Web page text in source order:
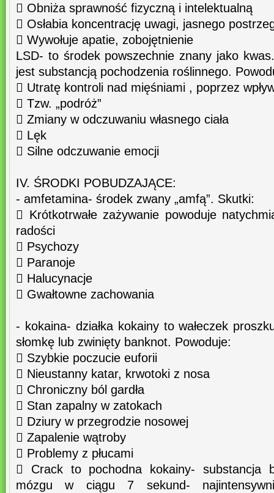
 Obniża sprawność fizyczną i intelektualną
 Osłabia koncentrację uwagi, jasnego
 Wywołuje apatie, zobojętnienie
LSD- to środek powszechnie znany jako
jest substancją pochodzenia roślinnego.
 Utratę kontroli nad mięśniami , poprzez
 Tzw. „podróż”
 Zmiany w odczuwaniu własnego ciała
 Lęk
 Silne odczuwanie emocji
IV. ŚRODKI POBUDZAJĄCE:
- amfetamina- środek zwany „amfą”. Skutki:
 Krótkotrwałe zażywanie powoduje
radości
 Psychozy
 Paranoje
 Halucynacje
 Gwałtowne zachowania
- kokaina- działka kokainy to wałeczek
słomkę lub zwinięty banknot. Powoduje:
 Szybkie poczucie euforii
 Nieustanny katar, krwotoki z nosa
 Chroniczny ból gardła
 Stan zapalny w zatokach
 Dziury w przegrodzie nosowej
 Zapalenie wątroby
 Problemy z płucami
 Crack to pochodna kokainy- substancja
mózgu w ciągu 7 sekund-